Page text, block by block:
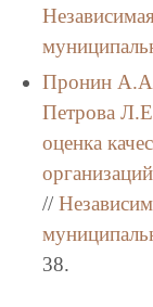
Пронин
Петрова
оценка
//
38.